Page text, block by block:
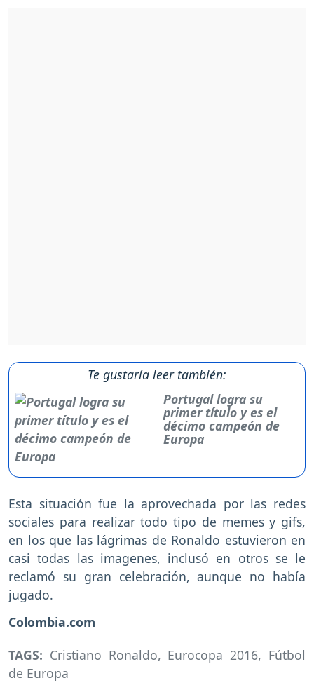
Te gustaría leer también:
Portugal logra su
primer título y es el
décimo campeón de
Europa
Esta situación fue la aprovechada por las redes
sociales para realizar todo tipo de memes y gifs,
en los que las lágrimas de Ronaldo estuvieron en
casi todas las imagenes, inclusó en otros se le
reclamó su gran celebración, aunque no había
jugado.
Colombia.com
TAGS: Cristiano Ronaldo, Eurocopa 2016, Fútbol
de Europa